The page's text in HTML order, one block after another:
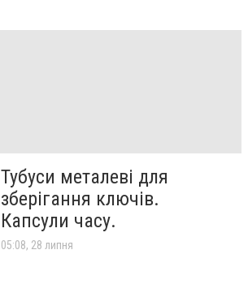
Тубуси металеві для
зберігання ключів.
Капсули часу.
05:08, 28 липня